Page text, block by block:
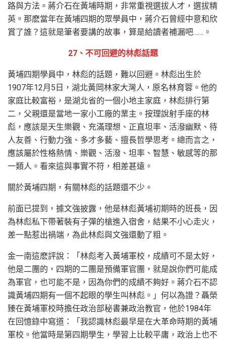
路與方法。蔣介石在黃埔時期，非常重視選拔人才，選拔精
英。那麽當年在黃埔四期的眾學員中，蔣介石曾經中意和欣
賞了誰？這就是筆者要講的故事，算是給讀者補漏吧……。
27、不可回避的林彪話題
黃埔四期學員中，林彪的話題，難以回避。林彪出生於
1907年12月5日，湖北黃岡林家大灣人，原名林育蓉。他的
家庭比較富裕，是湖北省的一個小地主家庭，林彪排行第
二，父親還是當地一家小工廠的業主。按理說射手座的林
彪，應該是天生樂觀、充滿理想、正直坦率、活潑幽默、待
人友善、行動力強、多才多藝、擅長哲學思考。總而言之，
應該屬於性格熱情、樂觀、活潑、坦率、智慧、敏感等的那
一類人。看來這與事實不符，相差甚遠。
關於黃埔四期，有關林彪的話題還不少。
前面已提到，據文強披露，他是林彪黃埔初期時的班長，因
為林彪私下帶著裝有子彈的槍進入宿舍，結果不小心走火，
差一點惹出禍端，為此林彪與文強還動了粗。
金一南這麽評說：「林彪考入黃埔軍校，成績可不是太好，
他是二團的，四期的二團是預備軍官團，就是說你們可能成
為軍官，也可能不是，因為你們的成績不夠好。蔣介石不認
識黃埔四期有一個不起眼的學生叫林彪。」何以為證？聶榮
臻在黃埔軍校時擔任政治部秘書兼政治教官，他於1984年
在回憶錄中寫道：「我認識林彪最早是在大革命時期的黃埔
軍校。他當時是第四期學生，學習上比較平庸，政治上也不